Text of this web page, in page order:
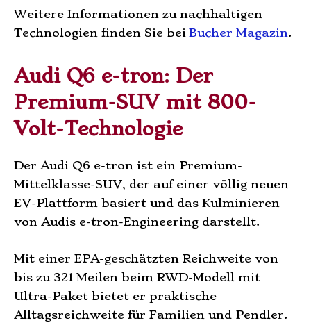
Weitere Informationen zu nachhaltigen
Technologien finden Sie bei Bucher Magazin.
Audi Q6 e-tron: Der
Premium-SUV mit 800-
Volt-Technologie
Der Audi Q6 e-tron ist ein Premium-
Mittelklasse-SUV, der auf einer völlig neuen
EV-Plattform basiert und das Kulminieren
von Audis e-tron-Engineering darstellt.
Mit einer EPA-geschätzten Reichweite von
bis zu 321 Meilen beim RWD-Modell mit
Ultra-Paket bietet er praktische
Alltagsreichweite für Familien und Pendler.